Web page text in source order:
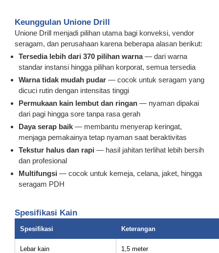
Keunggulan Unione Drill
Unione Drill menjadi pilihan utama bagi konveksi, vendor
seragam, dan perusahaan karena beberapa alasan berikut:
Tersedia lebih dari 370 pilihan warna— dari warna
standar instansi hingga pilihan korporat, semua tersedia
Warna tidak mudah pudar — cocok untuk seragam yang
dicuci rutin dengan intensitas tinggi
Permukaan kain lembut dan ringan — nyaman dipakai
dari pagi hingga sore tanpa rasa gerah
Daya serap baik — membantu menyerap keringat,
menjaga pemakainya tetap nyaman saat beraktivitas
Tekstur halus dan rapi — hasil jahitan terlihat lebih bersih
dan profesional
Multifungsi — cocok untuk kemeja, celana, jaket, hingga
seragam PDH
Spesifikasi Kain
Spesifikasi Keterangan
Lebar kain 1,5 meter